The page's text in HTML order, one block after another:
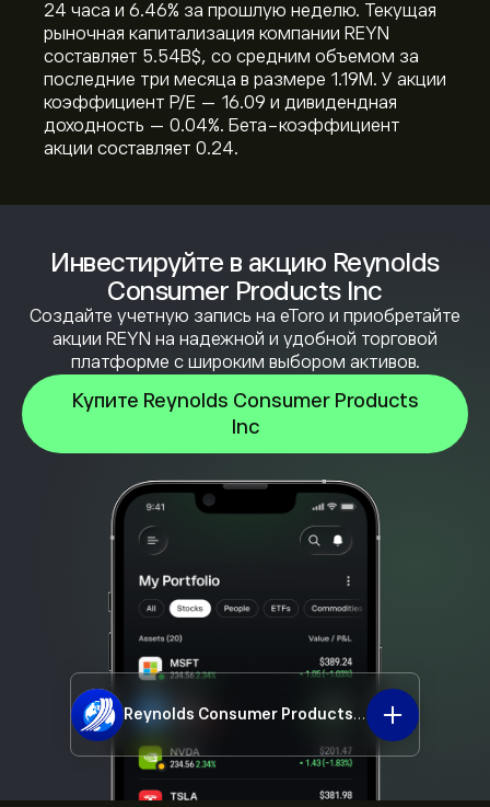
Инвестируйте в акцию Reynolds
Consumer Products Inc
Создайте учетную запись на eToro и приобретайте
акции REYN на надежной и удобной торговой
платформе с широким выбором активов.
Купите Reynolds Consumer Products
Inc
Reynolds Consumer Products Inc REYN
24 часа и ‎6.46‎% за прошлую неделю. Текущая
рыночная капитализация компании REYN
составляет 5.54B‎$‎, со средним объемом за
последние три месяца в размере 1.19M. У акции
коэффициент P/E — 16.09 и дивидендная
доходность — 0.04%. Бета-коэффициент
акции составляет 0.24.